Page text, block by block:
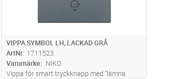
VIPPA SYMBOL LH, LACKAD GRÅ
ArtNr 1711523
Varumärke
NIKO
Vippa för smart tryckknapp med "lämna